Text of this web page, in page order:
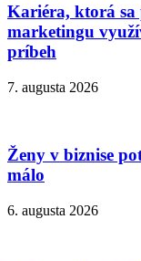
Kariéra, ktorá sa
marketingu
príbeh
7. augusta 2026
Ženy v biznise
málo
6. augusta 2026